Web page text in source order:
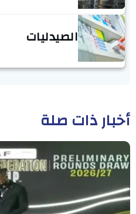
الصيدليات
أخبار ذات صلة